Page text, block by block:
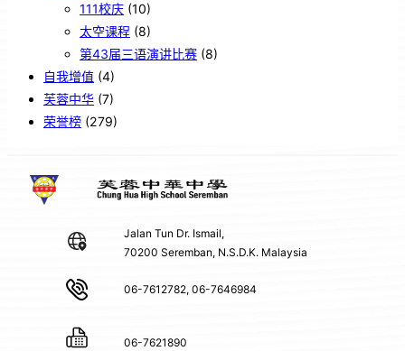
111校庆 (10)
太空课程 (8)
第43届三语演讲比赛 (8)
自我增值 (4)
芙蓉中华 (7)
荣誉榜 (279)
Jalan Tun Dr. Ismail,
70200 Seremban, N.S.D.K. Malaysia
06-7612782, 06-7646984
06-7621890